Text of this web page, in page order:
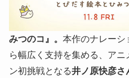
みつのコ』。 本作のナレーシ
ら幅広く支持を集める、アニ
ン初挑戦となる井ノ原快彦さ